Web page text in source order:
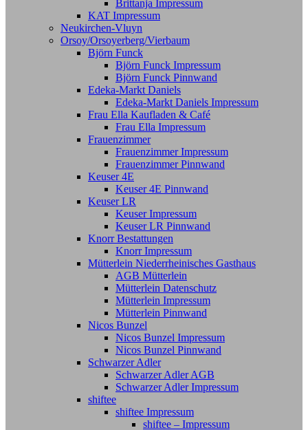
Brittanja Impressum
KAT Impressum
Neukirchen-Vluyn
Orsoy/Orsoyerberg/Vierbaum
Björn Funck
Björn Funck Impressum
Björn Funck Pinnwand
Edeka-Markt Daniels
Edeka-Markt Daniels Impressum
Frau Ella Kaufladen & Café
Frau Ella Impressum
Frauenzimmer
Frauenzimmer Impressum
Frauenzimmer Pinnwand
Keuser 4E
Keuser 4E Pinnwand
Keuser LR
Keuser Impressum
Keuser LR Pinnwand
Knorr Bestattungen
Knorr Impressum
Mütterlein Niederrheinisches Gasthaus
AGB Mütterlein
Mütterlein Datenschutz
Mütterlein Impressum
Mütterlein Pinnwand
Nicos Bunzel
Nicos Bunzel Impressum
Nicos Bunzel Pinnwand
Schwarzer Adler
Schwarzer Adler AGB
Schwarzer Adler Impressum
shiftee
shiftee Impressum
shiftee – Impressum